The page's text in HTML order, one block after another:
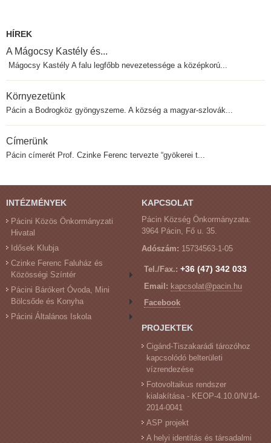
HÍREK
A Mágocsy Kastély és...
Mágocsy Kastély A falu legfőbb nevezetessége a középkorú...
Környezetünk
Pácin a Bodrogköz gyöngyszeme. A község a magyar-szlovák...
Címerünk
Pácin címerét Prof. Czinke Ferenc tervezte “gyökerei t...
INTÉZMÉNYEK
Pácini Közös Önkormányzati
Hivatal
Idősek Klubja
Czinke Ferenc Faluház és
Közösségi Színtér
Pácini Bárókert Óvoda, Mini
Bölcsőde és Konyha
Pácini Általános Iskola
KAPCSOLAT
Pácin Község Önkormányzata:
3964 Pácin, Fő u. 35.
Adószám: 15734563-1-05
Tel./Fax.: +36 (47) 342 033
Email: kapcsolat@pacin.hu
Facebook
PROJEKTEK
Cigánd-Tiszakarádi tározóhoz
kapcsolódó belterületi
vízrendezése
Fotovoltaikus rendszer
kialakítása - KEOP-4.10.0/N/14-
2014-0041
ASP projekt
A helyi identitás és társadalmi